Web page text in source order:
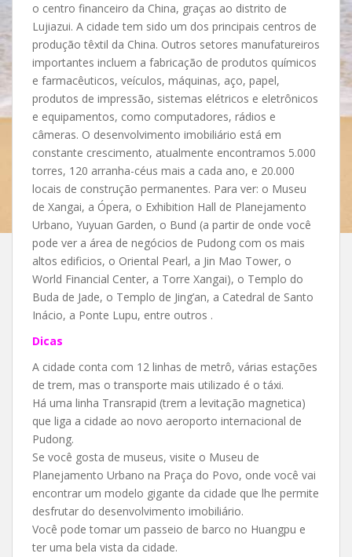
o centro financeiro da China, graças ao distrito de
Lujiazui. A cidade tem sido um dos principais centros de
produção têxtil da China. Outros setores manufatureiros
importantes incluem a fabricação de produtos químicos
e farmacêuticos, veículos, máquinas, aço, papel,
produtos de impressão, sistemas elétricos e eletrônicos
e equipamentos, como computadores, rádios e
câmeras. O desenvolvimento imobiliário está em
constante crescimento, atualmente encontramos 5.000
torres, 120 arranha-céus mais a cada ano, e 20.000
locais de construção permanentes. Para ver: o Museu
de Xangai, a Ópera, o Exhibition Hall de Planejamento
Urbano, Yuyuan Garden, o Bund (a partir de onde você
pode ver a área de negócios de Pudong com os mais
altos edificios, o Oriental Pearl, a Jin Mao Tower, o
World Financial Center, a Torre Xangai), o Templo do
Buda de Jade, o Templo de Jing’an, a Catedral de Santo
Inácio, a Ponte Lupu, entre outros .
Dicas
A cidade conta com 12 linhas de metrô, várias estações
de trem, mas o transporte mais utilizado é o táxi.
Há uma linha Transrapid (trem a levitação magnetica)
que liga a cidade ao novo aeroporto internacional de
Pudong.
Se você gosta de museus, visite o Museu de
Planejamento Urbano na Praça do Povo, onde você vai
encontrar um modelo gigante da cidade que lhe permite
desfrutar do desenvolvimento imobiliário.
Você pode tomar um passeio de barco no Huangpu e
ter uma bela vista da cidade.